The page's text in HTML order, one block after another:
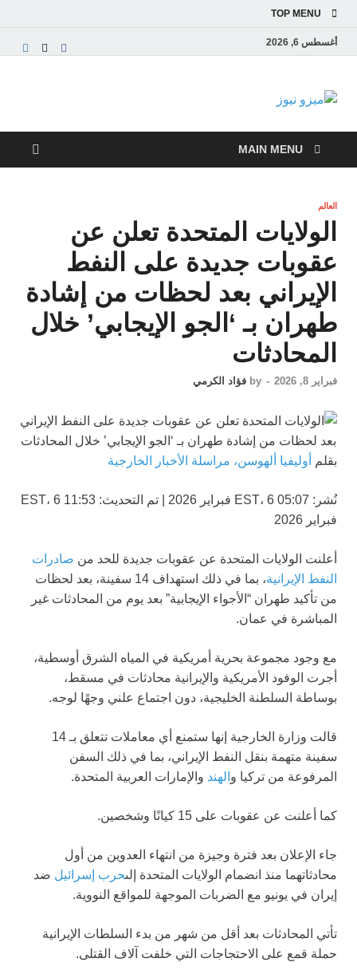
TOP MENU
أغسطس 6, 2026
ميزو نيوز
والاقتصادية
MAIN MENU
العالم
الولايات المتحدة تعلن عن
عقوبات جديدة على النفط
الإيراني بعد لحظات من إشادة
طهران بـ ‘الجو الإيجابي’ خلال
المحادثات
فبراير 8, 2026 -
by فؤاد الكرمي
بقلم أوليفيا ألهوسن، مراسلة الأخبار الخارجية
نُشر: 05:07 EST، 6 فبراير 2026 تم التحديث:
11:53 EST، 6
فبراير 2026
أعلنت الولايات المتحدة عن عقوبات جديدة للحد من صادرات
النفط الإيرانية
، بما في ذلك استهداف 14 سفينة، بعد لحظات
من تأكيد طهران “الأجواء الإيجابية” بعد يوم من المحادثات غير
المباشرة في عمان.
مع وجود مجموعة بحرية أمريكية في المياه الشرق أوسطية،
أجرت الوفود الأمريكية والإيرانية محادثات في مسقط،
بوساطة السلطنة الخليجية، دون اجتماع علني وجهًا لوجه.
قالت وزارة الخارجية إنها ستمنع أي معاملات تتعلق بـ 14
سفينة متهمة بنقل النفط الإيراني، بما في ذلك السفن
المرفوعة من تركيا و الهند والإمارات العربية المتحدة.
كما أعلنت عن عقوبات على 15 كيانًا وشخصين.
جاء الإعلان بعد فترة وجيزة من انتهاء العدوين من أول
محادثاتهما منذ انضمام الولايات المتحدة إلىحرب إسرائيل ضد
إيران في يونيو مع الضربات الموجهة للمواقع النووية.
تأتي المحادثات بعد أقل من شهر من بدء السلطات الإيرانية
حملة قمع على الاحتجاجات التي خلفت آلاف القتلى.